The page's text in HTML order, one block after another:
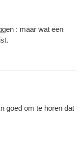
: maar wat een
goed om te horen dat